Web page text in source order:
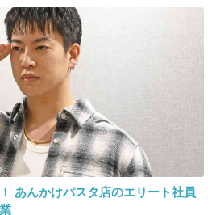
+582
ス次第
+336
あんかけパスタ店のエリート社員